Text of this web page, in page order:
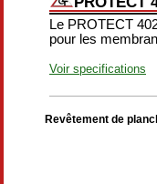
Le PROTECT
pour les
Voir specifications
Revêtement de